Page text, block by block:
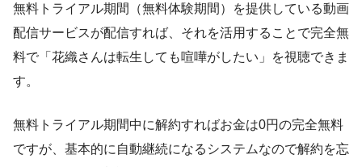
無料トライアル期間（無料体験期間）を提供している動画
配信サービスが配信すれば、それを活用することで完全無
料で「花織さんは転生しても喧嘩がしたい」を視聴できま
す。
無料トライアル期間中に解約すればお金は0円の完全無料
ですが、基本的に自動継続になるシステムなので解約を忘